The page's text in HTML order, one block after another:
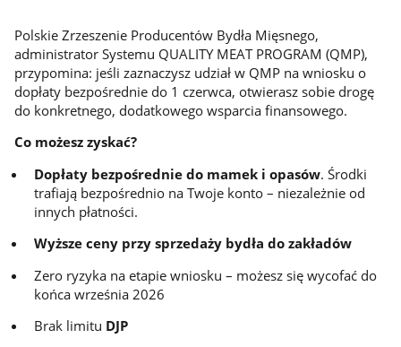
Polskie Zrzeszenie Producentów Bydła Mięsnego,
administrator Systemu QUALITY MEAT PROGRAM (QMP),
przypomina: jeśli zaznaczysz udział w QMP na wniosku o
dopłaty bezpośrednie do 1 czerwca, otwierasz sobie drogę
do konkretnego, dodatkowego wsparcia finansowego.
Co możesz zyskać?
Dopłaty bezpośrednie do mamek i opasów. Środki
trafiają bezpośrednio na Twoje konto – niezależnie od
innych płatności.
Wyższe ceny przy sprzedaży bydła do zakładów
Zero ryzyka na etapie wniosku – możesz się wycofać do
końca września 2026
Brak limitu DJP